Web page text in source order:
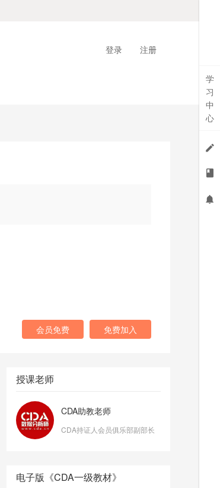
登录 注册
免费加入
会员免费
授课老师
CDA助教老师
CDA持证人会员俱乐部副部长
电子版《CDA一级教材》
学
习
中
心